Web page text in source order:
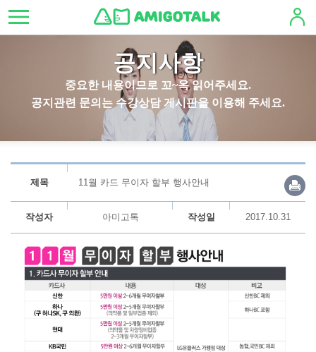
공지사항
중요한 내용이므로 꼬~옥 읽어주세요.
공지관련 문의는 수강상담 게시판을 이용해 주세요.
제목 11월 카드 무이자 할부 행사안내
작성자 아미고톡 작성일 2017.10.31